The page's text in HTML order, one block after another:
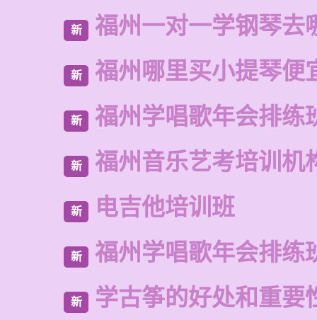
新 福州一对一学钢琴去
新 福州哪里买小提琴便
新 福州学唱歌年会排练
新 福州音乐艺考培训机
新 电吉他培训班
新 福州学唱歌年会排练
新 学古筝的好处和重要